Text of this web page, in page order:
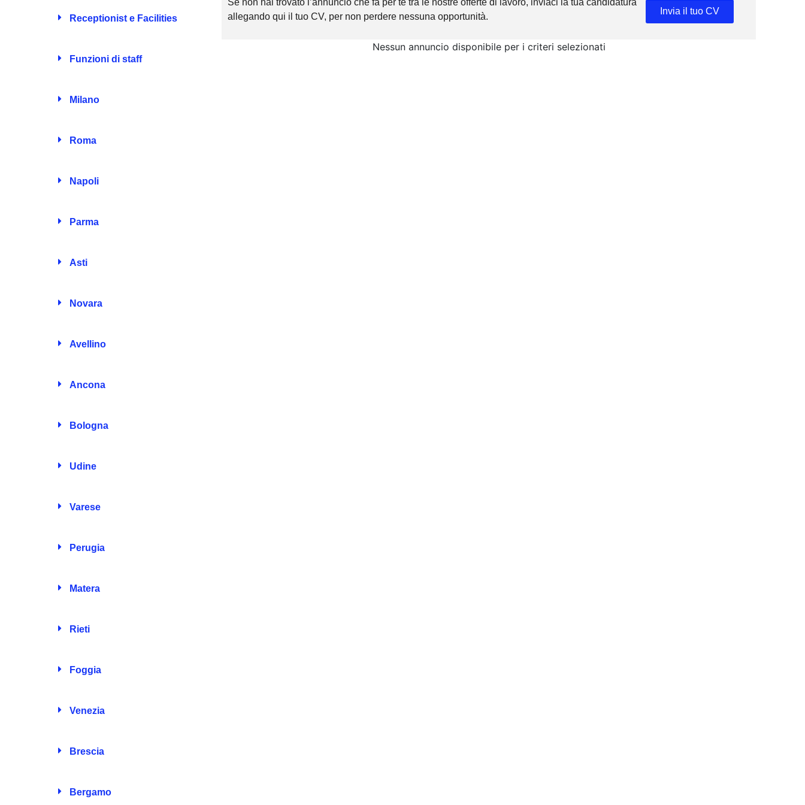
Receptionist e Facilities
Funzioni di staff
Milano
Roma
Napoli
Parma
Asti
Novara
Avellino
Ancona
Bologna
Udine
Varese
Perugia
Matera
Rieti
Foggia
Venezia
Brescia
Bergamo
Se non hai trovato l’annuncio che fa per te tra le nostre offerte di lavoro, inviaci la tua candidatura
allegando qui il tuo CV, per non perdere nessuna opportunità.
Invia il tuo CV
Nessun annuncio disponibile per i criteri selezionati
Autorizzo il trattamento dei dati come indicato nella
Privacy Policy
Invia Candidatura